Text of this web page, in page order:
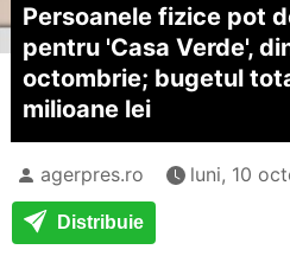
Persoanele fizice pot
pentru 'Casa Verde',
octombrie; bugetul
milioane lei
agerpres.ro luni, 10
Distribuie